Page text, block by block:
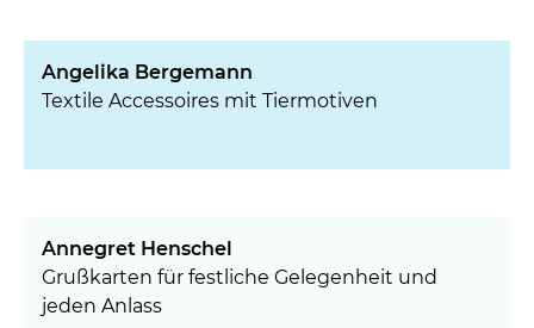
Angelika Bergemann
Textile Accessoires mit Tiermotiven
Annegret Henschel
Grußkarten für festliche Gelegenheit und
jeden Anlass